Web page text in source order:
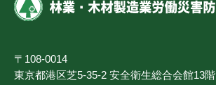
〒108-0014
東京都港区芝5-35-2 安全衛生総合会館13階